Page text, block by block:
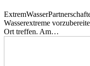
Wasserextreme
Ort treffen. Am…